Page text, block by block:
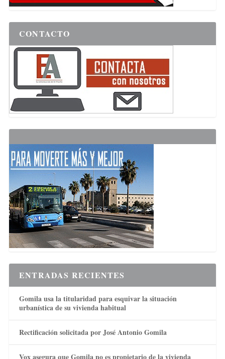
CONTACTO
ENTRADAS RECIENTES
Gomila usa la titularidad para esquivar la situación
urbanística de su vivienda habitual
Rectificación solicitada por José Antonio Gomila